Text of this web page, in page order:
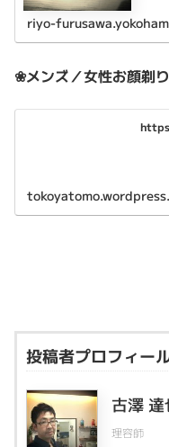
riyo-
❀メンズ／女性お顔剃
投稿者プロフィー
古澤 達
理容師